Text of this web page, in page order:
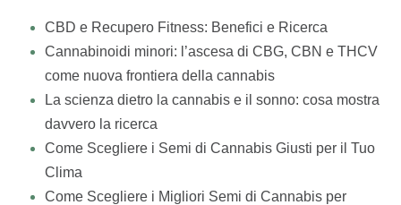
CBD e Recupero Fitness: Benefici e Ricerca
Cannabinoidi minori: l’ascesa di CBG, CBN e THCV
come nuova frontiera della cannabis
La scienza dietro la cannabis e il sonno: cosa mostra
davvero la ricerca
Come Scegliere i Semi di Cannabis Giusti per il Tuo
Clima
Come Scegliere i Migliori Semi di Cannabis per